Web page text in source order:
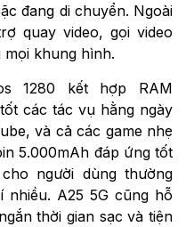
đang di chuyển. Ngoài
quay video, gọi video
khung hình.
1280 kết hợp RAM
các tác vụ hằng ngày
và cả các game nhẹ
5.000mAh đáp ứng tốt
người dùng thường
nhiều. A25 5G cũng hỗ
thời gian sạc và tiện